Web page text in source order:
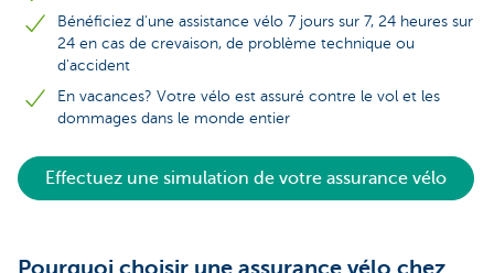
Bénéficiez d'une assistance vélo 7 jours sur 7, 24 heures sur
24 en cas de crevaison, de problème technique ou
d'accident
En vacances? Votre vélo est assuré contre le vol et les
dommages dans le monde entier
Effectuez une simulation de votre assurance vélo